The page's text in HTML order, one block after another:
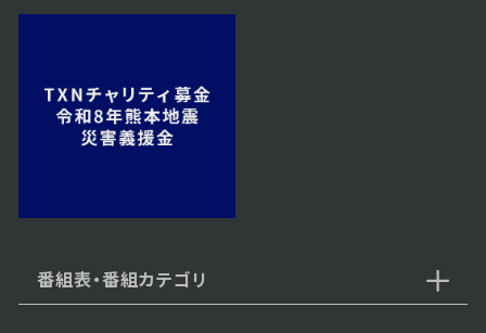
ーメン２０２５冬】
11月15日【直売所×ワンコイン温
番組表・番組カテゴリ